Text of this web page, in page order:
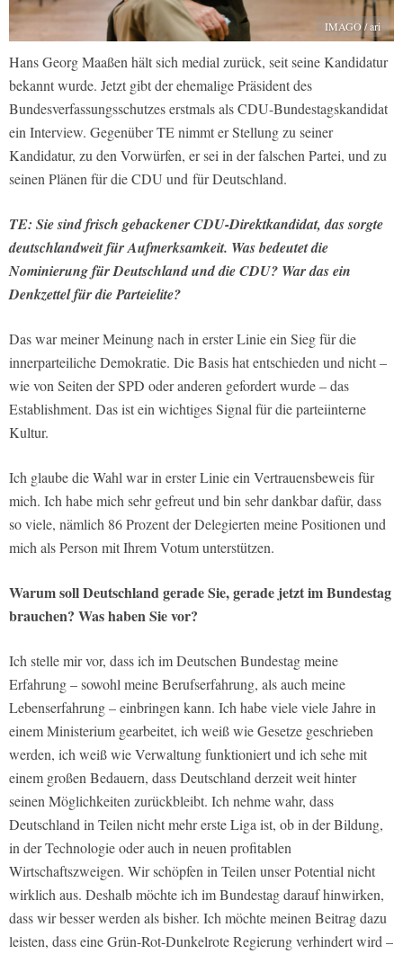
IMAGO / ari
Hans Georg Maaßen hält sich medial zurück, seit seine Kandidatur
bekannt wurde. Jetzt gibt der ehemalige Präsident des
Bundesverfassungsschutzes erstmals als CDU-Bundestagskandidat
ein Interview. Gegenüber TE nimmt er Stellung zu seiner
Kandidatur, zu den Vorwürfen, er sei in der falschen Partei, und zu
seinen Plänen für die CDU und für Deutschland.
TE: Sie sind frisch gebackener CDU-Direktkandidat, das sorgte
deutschlandweit für Aufmerksamkeit. Was bedeutet die
Nominierung für Deutschland und die CDU? War das ein
Denkzettel für die Parteielite?
Das war meiner Meinung nach in erster Linie ein Sieg für die
innerparteiliche Demokratie. Die Basis hat entschieden und nicht –
wie von Seiten der SPD oder anderen gefordert wurde – das
Establishment. Das ist ein wichtiges Signal für die parteiinterne
Kultur.
Ich glaube die Wahl war in erster Linie ein Vertrauensbeweis für
mich. Ich habe mich sehr gefreut und bin sehr dankbar dafür, dass
so viele, nämlich 86 Prozent der Delegierten meine Positionen und
mich als Person mit Ihrem Votum unterstützen.
Warum soll Deutschland gerade Sie, gerade jetzt im Bundestag
brauchen? Was haben Sie vor?
Ich stelle mir vor, dass ich im Deutschen Bundestag meine
Erfahrung – sowohl meine Berufserfahrung, als auch meine
Lebenserfahrung – einbringen kann. Ich habe viele viele Jahre in
einem Ministerium gearbeitet, ich weiß wie Gesetze geschrieben
werden, ich weiß wie Verwaltung funktioniert und ich sehe mit
einem großen Bedauern, dass Deutschland derzeit weit hinter
seinen Möglichkeiten zurückbleibt. Ich nehme wahr, dass
Deutschland in Teilen nicht mehr erste Liga ist, ob in der Bildung,
in der Technologie oder auch in neuen profitablen
Wirtschaftszweigen. Wir schöpfen in Teilen unser Potential nicht
wirklich aus. Deshalb möchte ich im Bundestag darauf hinwirken,
dass wir besser werden als bisher. Ich möchte meinen Beitrag dazu
leisten, dass eine Grün-Rot-Dunkelrote Regierung verhindert wird –